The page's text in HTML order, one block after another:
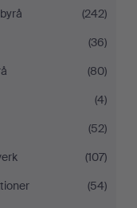
(242)
(36)
(80)
(4)
(52)
(107)
(54)